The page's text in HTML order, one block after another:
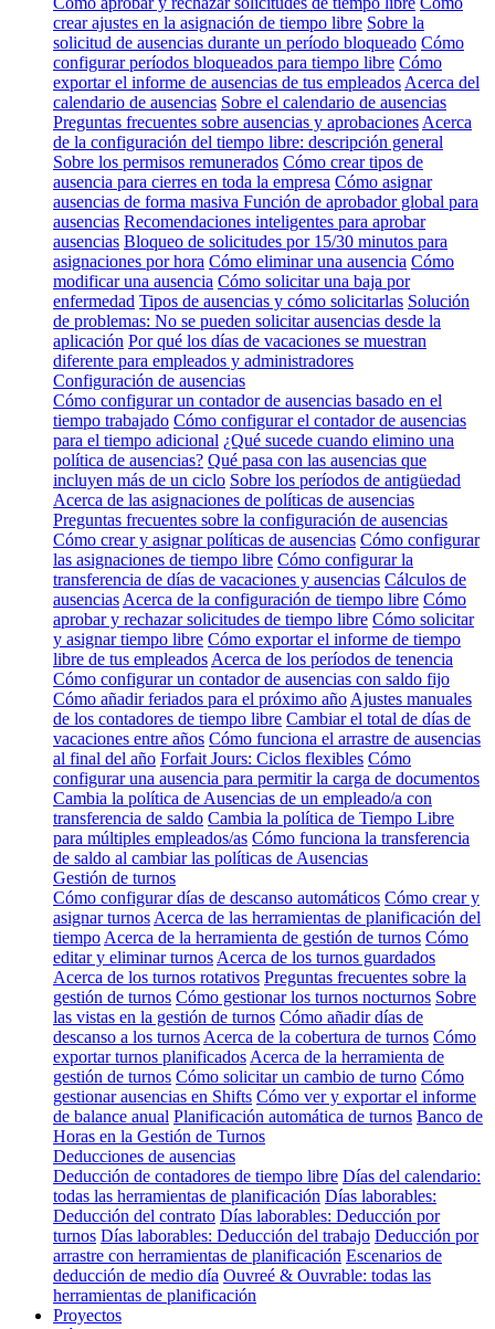
crear ajustes en la asignación de tiempo libre Sobre la
solicitud de ausencias durante un período bloqueado Cómo
configurar períodos bloqueados para tiempo libre Cómo
exportar el informe de ausencias de tus empleados Acerca del
calendario de ausencias Sobre el calendario de ausencias
Preguntas frecuentes sobre ausencias y aprobaciones Acerca
de la configuración del tiempo libre: descripción general
Sobre los permisos remunerados Cómo crear tipos de
ausencia para cierres en toda la empresa Cómo asignar
ausencias de forma masiva Función de aprobador global para
ausencias Recomendaciones inteligentes para aprobar
ausencias Bloqueo de solicitudes por 15/30 minutos para
asignaciones por hora Cómo eliminar una ausencia Cómo
modificar una ausencia Cómo solicitar una baja por
enfermedad Tipos de ausencias y cómo solicitarlas Solución
de problemas: No se pueden solicitar ausencias desde la
aplicación Por qué los días de vacaciones se muestran
diferente para empleados y administradores
Configuración de ausencias
Cómo configurar un contador de ausencias basado en el
tiempo trabajado Cómo configurar el contador de ausencias
para el tiempo adicional ¿Qué sucede cuando elimino una
política de ausencias? Qué pasa con las ausencias que
incluyen más de un ciclo Sobre los períodos de antigüedad
Acerca de las asignaciones de políticas de ausencias
Preguntas frecuentes sobre la configuración de ausencias
Cómo crear y asignar políticas de ausencias Cómo configurar
las asignaciones de tiempo libre Cómo configurar la
transferencia de días de vacaciones y ausencias Cálculos de
ausencias Acerca de la configuración de tiempo libre Cómo
aprobar y rechazar solicitudes de tiempo libre Cómo solicitar
y asignar tiempo libre Cómo exportar el informe de tiempo
libre de tus empleados Acerca de los períodos de tenencia
Cómo configurar un contador de ausencias con saldo fijo
Cómo añadir feriados para el próximo año Ajustes manuales
de los contadores de tiempo libre Cambiar el total de días de
vacaciones entre años Cómo funciona el arrastre de ausencias
al final del año Forfait Jours: Ciclos flexibles Cómo
configurar una ausencia para permitir la carga de documentos
Cambia la política de Ausencias de un empleado/a con
transferencia de saldo Cambia la política de Tiempo Libre
para múltiples empleados/as Cómo funciona la transferencia
de saldo al cambiar las políticas de Ausencias
Gestión de turnos
Cómo configurar días de descanso automáticos Cómo crear y
asignar turnos Acerca de las herramientas de planificación del
tiempo Acerca de la herramienta de gestión de turnos Cómo
editar y eliminar turnos Acerca de los turnos guardados
Acerca de los turnos rotativos Preguntas frecuentes sobre la
gestión de turnos Cómo gestionar los turnos nocturnos Sobre
las vistas en la gestión de turnos Cómo añadir días de
descanso a los turnos Acerca de la cobertura de turnos Cómo
exportar turnos planificados Acerca de la herramienta de
gestión de turnos Cómo solicitar un cambio de turno Cómo
gestionar ausencias en Shifts Cómo ver y exportar el informe
de balance anual Planificación automática de turnos Banco de
Horas en la Gestión de Turnos
Deducciones de ausencias
Deducción de contadores de tiempo libre Días del calendario:
todas las herramientas de planificación Días laborables:
Deducción del contrato Días laborables: Deducción por
turnos Días laborables: Deducción del trabajo Deducción por
arrastre con herramientas de planificación Escenarios de
deducción de medio día Ouvreé & Ouvrable: todas las
herramientas de planificación
Proyectos